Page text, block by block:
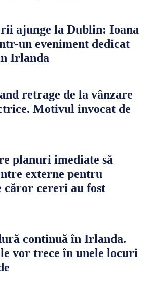
ajunge la Dublin: Ioana
un eveniment dedicat
Irlanda
retrage de la vânzare
Motivul invocat de
planuri imediate să
externe pentru
cereri au fost
continuă în Irlanda.
vor trece în unele locuri